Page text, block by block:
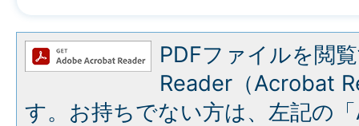
PDFファイルを閲
Reader（Acrobat
す。お持ちでない方は、左記の